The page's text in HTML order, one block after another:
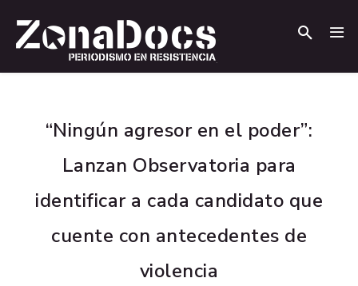
“Ningún agresor en el poder”:
Lanzan Observatoria para
identificar a cada candidato que
cuente con antecedentes de
violencia